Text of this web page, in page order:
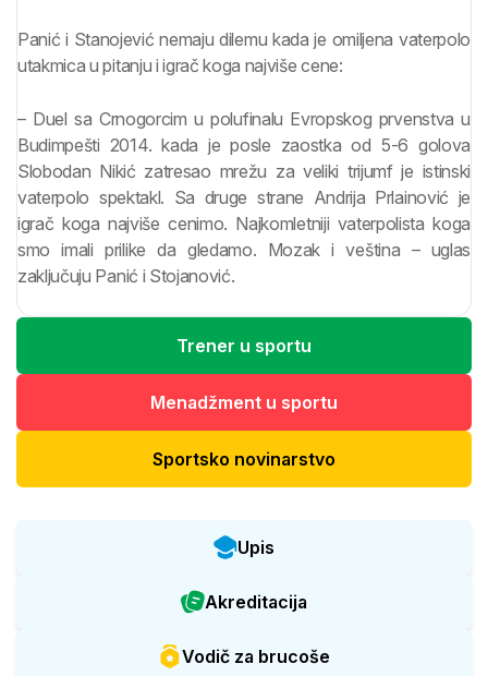
Panić i Stanojević nemaju dilemu kada je omiljena vaterpolo
utakmica u pitanju i igrač koga najviše cene:
– Duel sa Crnogorcim u polufinalu Evropskog prvenstva u
Budimpešti 2014. kada je posle zaostka od 5-6 golova
Slobodan Nikić zatresao mrežu za veliki trijumf je istinski
vaterpolo spektakl. Sa druge strane Andrija Prlainović je
igrač koga najviše cenimo. Najkomletniji vaterpolista koga
smo imali prilike da gledamo. Mozak i veština – uglas
zaključuju Panić i Stojanović.
Trener u sportu
Menadžment u sportu
Sportsko novinarstvo
Upis
Akreditacija
Vodič za brucoše